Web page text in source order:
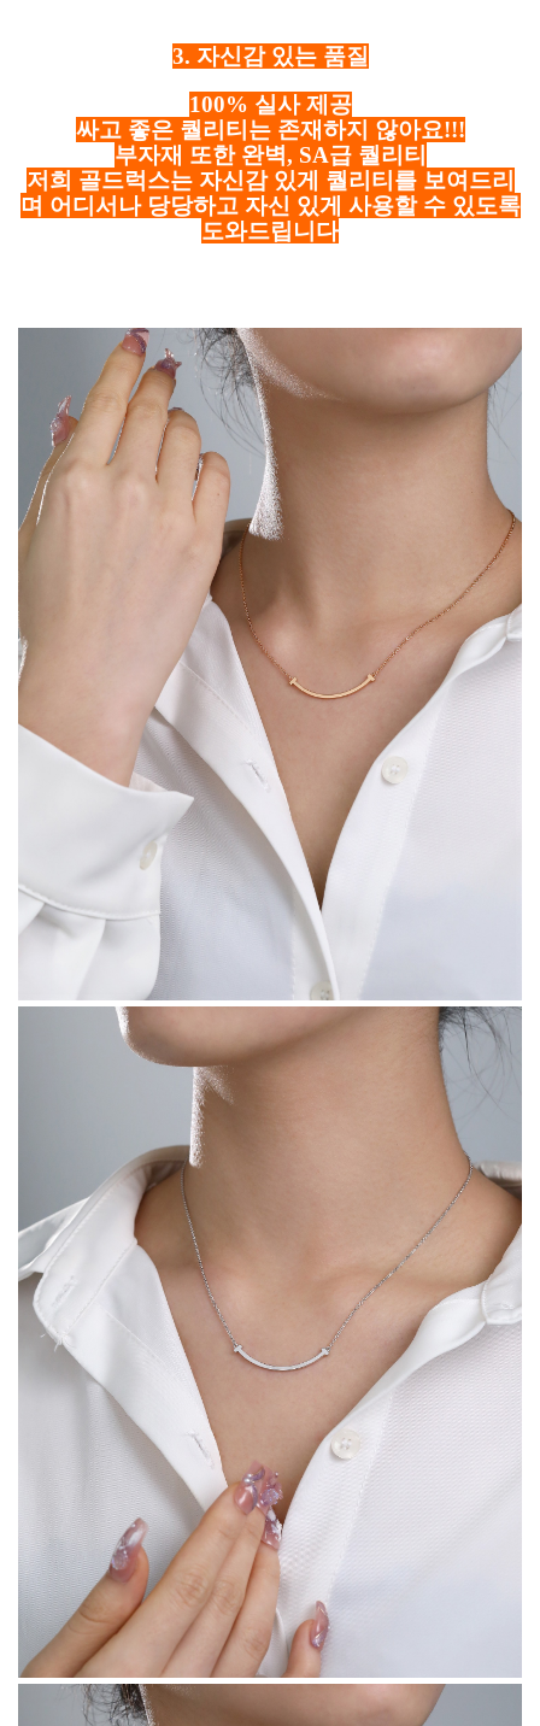
3. 자신감 있는 품질
100% 실사 제공
싸고 좋은 퀄리티는 존재하지 않아요!!!
부자재 또한 완벽, SA급 퀄리티
저희 골드럭스는 자신감 있게 퀄리티를 보여드리
며 어디서나 당당하고 자신 있게 사용할 수 있도록
도와드립니다